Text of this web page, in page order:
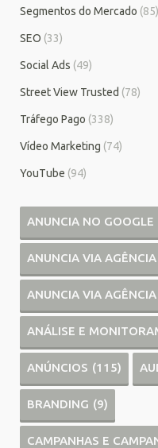
Segmentos do Mercado (85)
SEO (33)
Social Ads (49)
Street View Trusted (78)
Tráfego Pago (338)
Vídeo Marketing (74)
YouTube (94)
ANUNCIA NO
ANUNCIA VIA
ANUNCIA VIA
ANÁLISE E
ANÚNCIOS (115)
BRANDING (9)
CAMPANHAS E